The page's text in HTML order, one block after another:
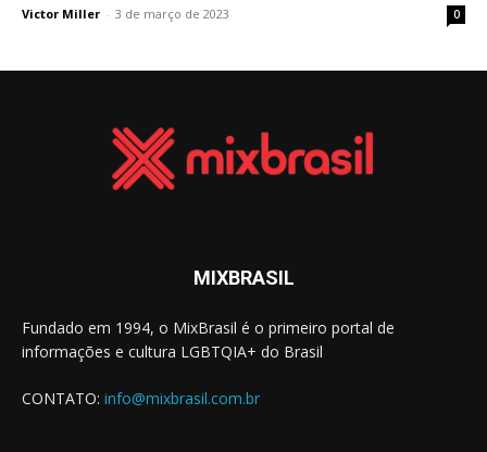
Victor Miller - 3 de março de 2023 0
MIXBRASIL
Fundado em 1994, o MixBrasil é o primeiro portal de
informações e cultura LGBTQIA+ do Brasil
CONTATO: info@mixbrasil.com.br